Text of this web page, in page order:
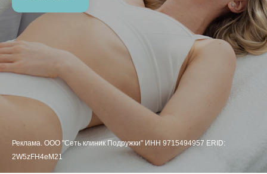
Реклама. ООО "Сеть клиник Подружки" ИНН 9715494957 ERID:
2W5zFH4eM21